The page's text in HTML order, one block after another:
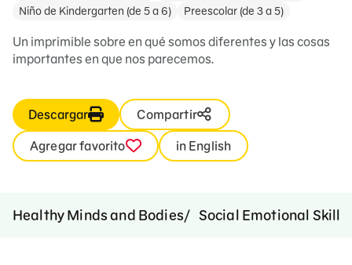
Niño de Kindergarten (de 5 a 6)
Preescolar (de 3 a 5)
Un imprimible sobre en qué somos diferentes y las cosas
importantes en que nos parecemos.
Descargar
Compartir
Agregar favorito
in English
Healthy Minds and Bodies Social Emotional Skills